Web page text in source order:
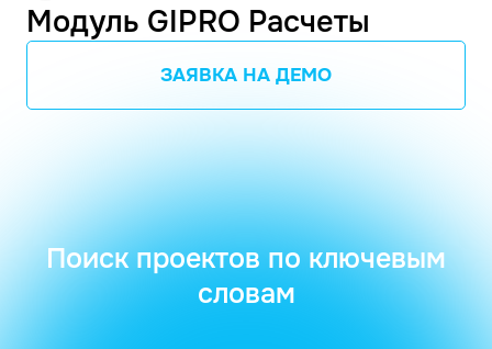
Модуль GIPRO Расчеты
ЗАЯВКА НА ДЕМО
Поиск проектов по ключевым
словам